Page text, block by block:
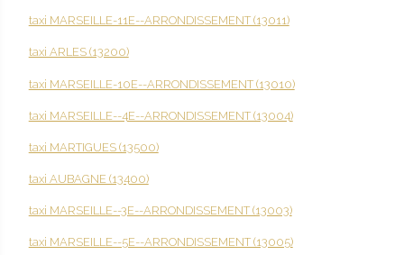
taxi MARSEILLE-11E--ARRONDISSEMENT (13011)
taxi ARLES (13200)
taxi MARSEILLE-10E--ARRONDISSEMENT (13010)
taxi MARSEILLE--4E--ARRONDISSEMENT (13004)
taxi MARTIGUES (13500)
taxi AUBAGNE (13400)
taxi MARSEILLE--3E--ARRONDISSEMENT (13003)
taxi MARSEILLE--5E--ARRONDISSEMENT (13005)